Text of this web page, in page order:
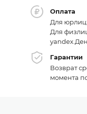
Оплата
Для юрлиц:
Для
Гарантии
Возврат
момента